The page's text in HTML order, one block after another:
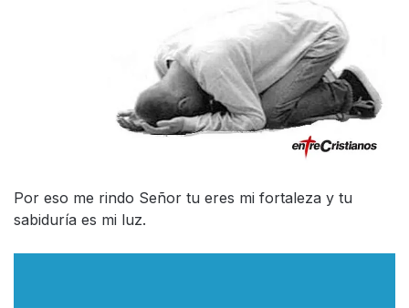
Por eso me rindo Señor tu eres mi fortaleza y tu
sabiduría es mi luz.